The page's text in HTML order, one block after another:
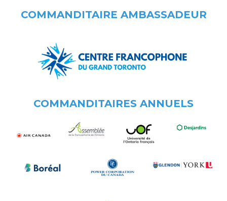
COMMANDITAIRE AMBASSADEUR
COMMANDITAIRES ANNUELS